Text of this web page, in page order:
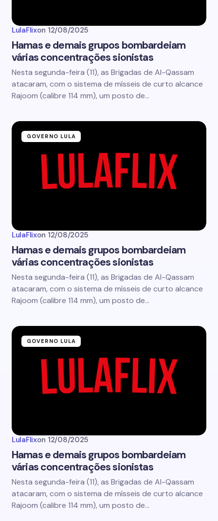
LulaFlixon 12/08/2025
Hamas e demais grupos bombardeiam
várias concentrações sionistas
Nesta segunda-feira (11), as Brigadas de Al-Qassam
atacaram, com o sistema de mísseis de curto alcance
Rajoom (calibre 114 mm), um posto de…
GOVERNO LULA
LulaFlixon 12/08/2025
Hamas e demais grupos bombardeiam
várias concentrações sionistas
Nesta segunda-feira (11), as Brigadas de Al-Qassam
atacaram, com o sistema de mísseis de curto alcance
Rajoom (calibre 114 mm), um posto de…
GOVERNO LULA
LulaFlixon 12/08/2025
Hamas e demais grupos bombardeiam
várias concentrações sionistas
Nesta segunda-feira (11), as Brigadas de Al-Qassam
atacaram, com o sistema de mísseis de curto alcance
Rajoom (calibre 114 mm), um posto de…